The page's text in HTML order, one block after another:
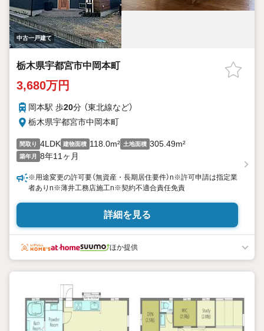
中古一戸建て
栃木県宇都宮市中岡本町
3,680万円
岡本駅 歩20分 （東北線など）
栃木県宇都宮市中岡本町
間取り 4LDK 建物面積 118.0m² 土地面積 305.49m²
築年月 8年11ヶ月
※用途変更の許可要（無資産・長期居住要件）n※許可申請は指定業
者ありn※薄井工務店施工n※契約不適合責任免責
詳細を見る
ほか提供